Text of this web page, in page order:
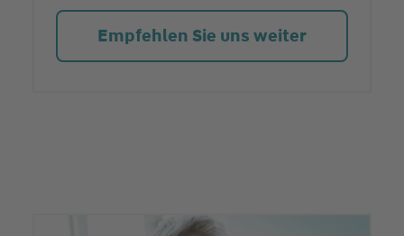
Empfehlen Sie uns weiter